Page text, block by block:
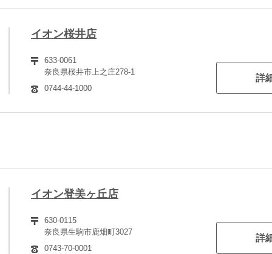
イオン桜井店
633-0061
奈良県桜井市上之庄278-1
0744-44-1000
詳
イオン登美ヶ丘店
630-0115
奈良県生駒市鹿畑町3027
0743-70-0001
詳